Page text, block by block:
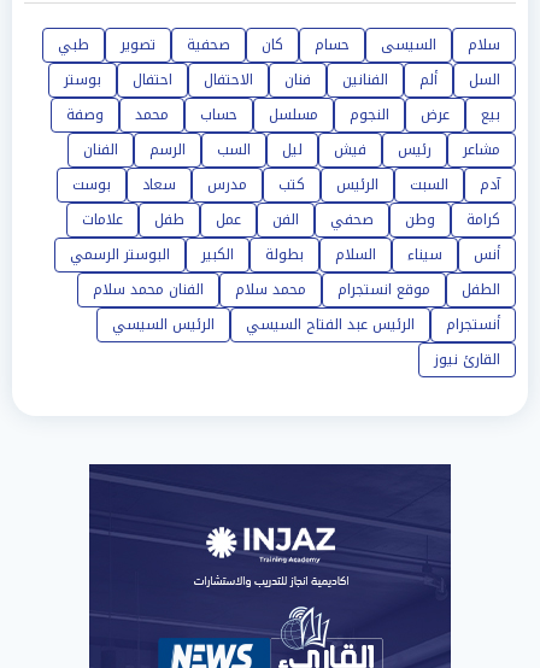
سلام السيسى حسام كان صحفية تصوير
طبي
السل
ألم الفنانين فنان الاحتفال احتفال
بوستر
بيع
عرض النجوم مسلسل حساب محمد
وصفة
مشاعر
رئيس فيش ليل السب الرسم
الفنان
آدم
السبت الرئيس كتب مدرس سعاد
بوست
كرامة
وطن صحفي الفن عمل طفل
علامات
أنس
سيناء السلام بطولة الكبير
البوستر الرسمي
الطفل
موقع انستجرام محمد سلام
الفنان محمد سلام
أنستجرام
الرئيس عبد الفتاح السيسي
الرئيس السيسي
القارئ نيوز